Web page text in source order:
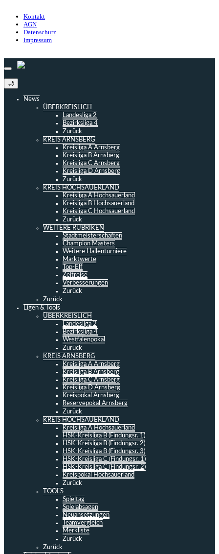
Kontakt
AGN
Datenschutz
Impressum
🌙
News
ÜBERKREISLICH
Landesliga 2
Bezirksliga 4
Zurück
KREIS ARNSBERG
Kreisliga A Arnsberg
Kreisliga B Arnsberg
Kreisliga C Arnsberg
Kreisliga D Arnsberg
Zurück
KREIS HOCHSAUERLAND
Kreisliga A Hochsauerland
Kreisliga B Hochsauerland
Kreisliga C Hochsauerland
Zurück
WEITERE RUBRIKEN
Stadtmeisterschaften
Champion Masters
Weitere Hallenturniere
Marktwerte
Top-Elf
Zeitreise
Verbesserungen
Zurück
Zurück
Ligen & Tools
ÜBERKREISLICH
Landesliga 2
Bezirksliga 4
Westfalenpokal
Zurück
KREIS ARNSBERG
Kreisliga A Arnsberg
Kreisliga B Arnsberg
Kreisliga C Arnsberg
Kreisliga D Arnsberg
Kreispokal Arnsberg
Reservepokal Arnsberg
Zurück
KREIS HOCHSAUERLAND
Kreisliga A Hochsauerland
HSK-Kreisliga B (Findungsr. 1)
HSK-Kreisliga B (Findungsr. 2)
HSK-Kreisliga B (Findungsr. 3)
HSK-Kreisliga C (Findungsr. 1)
HSK-Kreisliga C (Findungsr. 2)
Kreispokal Hochsauerland
Zurück
TOOLS
Spieltag
Spielabsagen
Neuansetzungen
Teamvergleich
Merkliste
Zurück
Zurück